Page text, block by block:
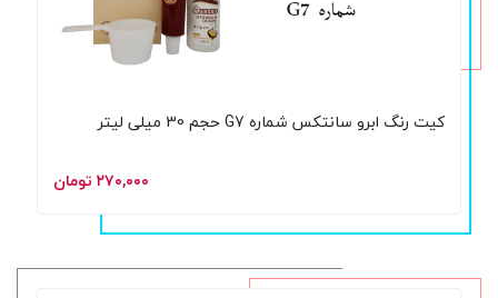
کیت رنگ ابرو سانتکس شماره G7 حجم 30 میلی لیتر
۲۷۰,۰۰۰ تومان